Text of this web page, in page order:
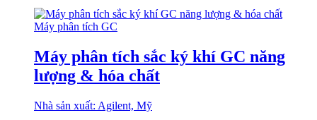
Máy phân tích GC
Máy phân tích sắc ký khí GC năng
lượng & hóa chất
Nhà sản xuất: Agilent, Mỹ